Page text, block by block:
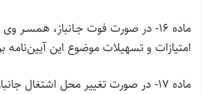
‌ماده 16- در صورت فوت جـانباز، همسـر
امتیازات و تسهیلات موضوع این آیین‌نامه
ماده 17- در صورت تغییر محل اشتغال